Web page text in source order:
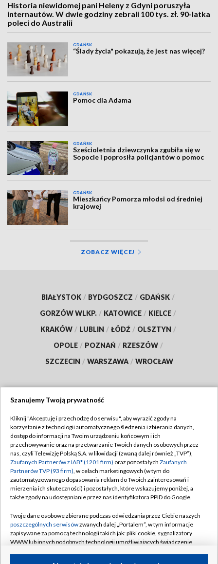
Historia niewidomej pani Heleny z Gdyni poruszyła
internautów. W dwie godziny zebrali 100 tys. zł. 90-latka
poleci do Australii
GDAŃSK
“Ślady życia" pokazują, że jest nas więcej?
GDAŃSK
Pomoc dla Adama
GDAŃSK
Sześcioletnia dziewczynka zgubiła się w
Sopocie i poprosiła policjantów o pomoc
GDAŃSK
Mieszkańcy Pomorza młodsi od średniej
krajowej
ZOBACZ WIĘCEJ
BIAŁYSTOK / BYDGOSZCZ / GDAŃSK /
GORZÓW WLKP. / KATOWICE / KIELCE /
KRAKÓW / LUBLIN / ŁÓDŹ / OLSZTYN /
OPOLE / POZNAŃ / RZESZÓW /
SZCZECIN / WARSZAWA / WROCŁAW
TVP
Abonament TVP
Emisja w TVP
Centrum informacji TVP
Naziemna Telewizja Cyfrowa
Rada Programowa
System NOS
Informacje o nadawcy
Regulamin TVP
Polityka prywatności
Moje zgody
Pomoc
Kontakt
Kanały
Szanujemy Twoją prywatność
Kliknij "Akceptuję i przechodzę do serwisu", aby wyrazić zgody na
korzystanie z technologii automatycznego śledzenia i zbierania danych,
dostęp do informacji na Twoim urządzeniu końcowym i ich
przechowywanie oraz na przetwarzanie Twoich danych osobowych przez
nas, czyli Telewizję Polską S.A. w likwidacji (zwaną dalej również „TVP”),
Zaufanych Partnerów z IAB* (1201 firm) oraz pozostałych Zaufanych
Partnerów TVP (93 firm), w celach marketingowych (w tym do
zautomatyzowanego dopasowania reklam do Twoich zainteresowań i
mierzenia ich skuteczności) i pozostałych, które wskazujemy poniżej, a
także zgody na udostępnianie przez nas identyfikatora PPID do Google.
Twoje dane osobowe zbierane podczas odwiedzania przez Ciebie naszych
poszczególnych serwisówzwanych dalej „Portalem”, w tym informacje
zapisywane za pomocą technologii takich jak: pliki cookie, sygnalizatory
WWW lub innych podobnych technologii umożliwiających świadczenie